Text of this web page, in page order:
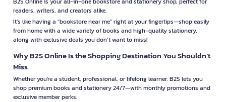
readers, writers, and creators alike.
It’s like having a "bookstore near me" right at your fingertips—shop easily
from home with a wide variety of books and high-quality stationery,
along with exclusive deals you don’t want to miss!
Why B2S Online Is the Shopping Destination You Shouldn’t
Miss
Whether you're a student, professional, or lifelong learner, B2S lets you
shop premium books and stationery 24/7—with monthly promotions and
exclusive member perks.